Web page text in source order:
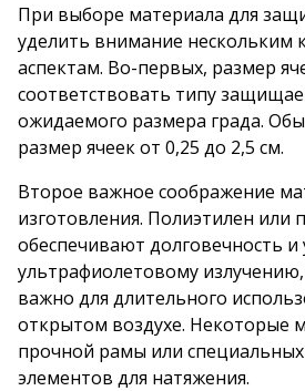
При выборе материала для
уделить внимание нескольким
аспектам. Во-первых, размер
соответствовать типу
ожидаемого размера града.
размер ячеек от 0,25 до 2,5 см.
Второе важное соображение
изготовления. Полиэтилен или
обеспечивают долговечность и
ультрафиолетовому
важно для длительного
открытом воздухе. Некоторые
прочной рамы или
элементов для натяжения.